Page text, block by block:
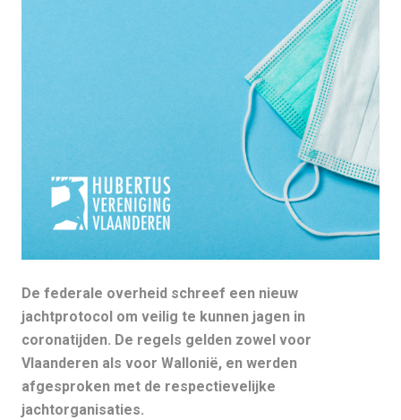
De federale overheid schreef een nieuw
jachtprotocol om veilig te kunnen jagen in
coronatijden. De regels gelden zowel voor
Vlaanderen als voor Wallonië, en werden
afgesproken met de respectievelijke
jachtorganisaties.